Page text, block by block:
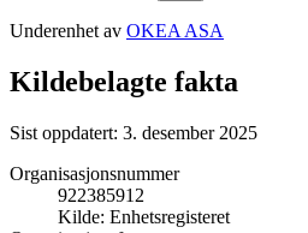
Underenhet av OKEA ASA
Kildebelagte fakta
Sist oppdatert: 3. desember 2025
Organisasjonsnummer
922385912
Kilde: Enhetsregisteret